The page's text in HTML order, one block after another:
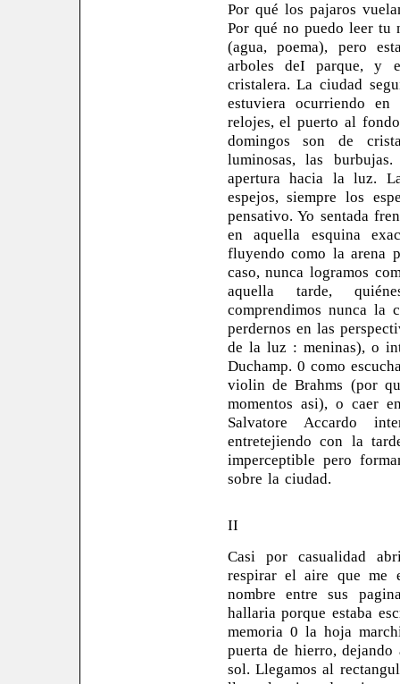
Por qué los pajaros
Por qué no puedo leer tu
(agua, poema), pero
arboles deI parque, y
cristalera. La ciudad
estuviera ocurriendo en
relojes, el puerto al
domingos son de
luminosas, las
apertura hacia la luz.
espejos, siempre los
pensativo. Yo sentada
en aquella esquina
fluyendo como la arena
caso, nunca logramos
aquella tarde,
comprendimos nunca la
perdernos en las
de la luz : meninas), o
Duchamp. 0 como
violin de Brahms (por
momentos asi), o caer
Salvatore Accardo
entretejiendo con la
imperceptible pero
sobre la ciudad.
II
Casi por casualidad
respirar el aire que me
nombre entre sus
hallaria porque estaba
memoria 0 la hoja
puerta de hierro,
sol. Llegamos al